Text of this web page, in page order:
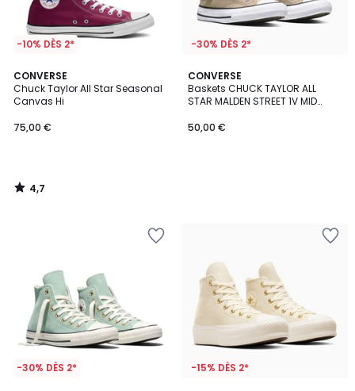
-10% DÈS 2*
CONVERSE
Chuck Taylor All Star Seasonal
Canvas Hi
75,00 €
4,7
/ 5
4,7
/
-30% DÈS 2*
CONVERSE
Baskets CHUCK TAYLOR ALL
STAR MALDEN STREET 1V MID
50,00 €
-30% DÈS 2* -15% DÈS 2*